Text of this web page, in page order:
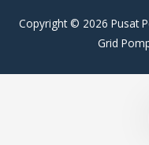
20
Copyright © 2026 Pusat
Grid